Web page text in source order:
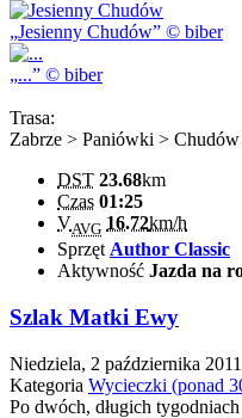
Jesienny Chudów © biber
... © biber
Trasa:
Zabrze > Paniówki >
DST 23.68km
Czas 01:25
VAVG 16.72km/h
Sprzęt Author Classic
Aktywność Jazda na
Szlak Matki Ewy
Niedziela, 2 października 2011
Kategoria Wycieczki (ponad
Po dwóch, długich